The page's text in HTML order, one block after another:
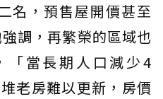
名，預售屋開價甚至
調，再繁榮的區域也
「當長期人口減少4
老房難以更新，房價